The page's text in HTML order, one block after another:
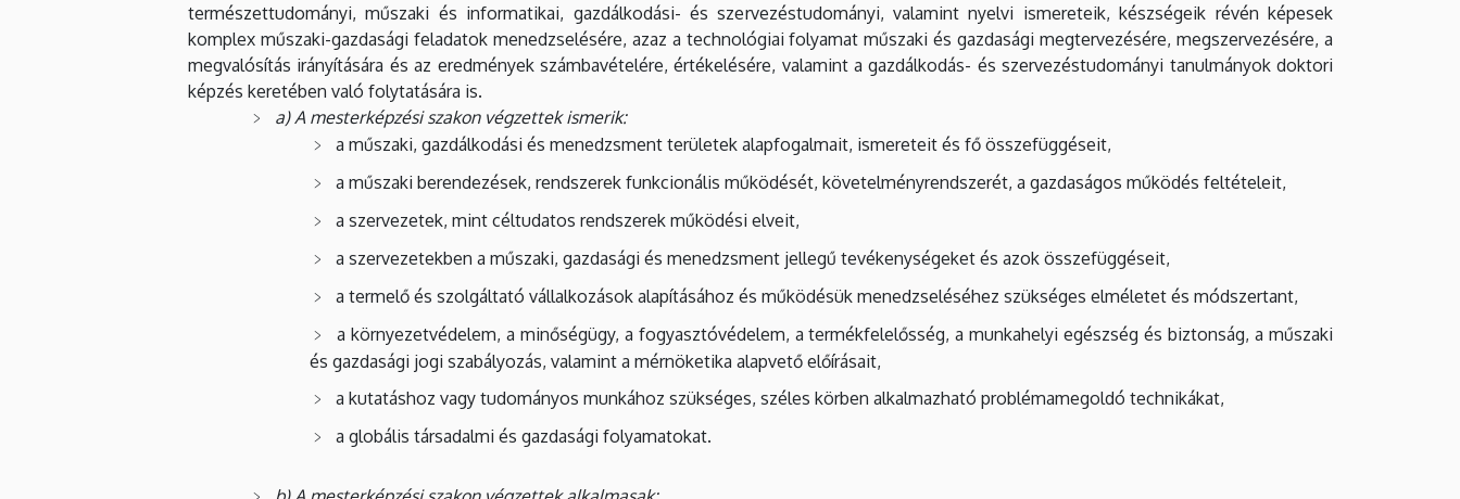
természettudományi, műszaki és informatikai, gazdálkodási- és szervezéstudományi, valamint nyelvi ismereteik, készségeik révén képesek
komplex műszaki-gazdasági feladatok menedzselésére, azaz a technológiai folyamat műszaki és gazdasági megtervezésére, megszervezésére, a
megvalósítás irányítására és az eredmények számbavételére, értékelésére, valamint a gazdálkodás- és szervezéstudományi tanulmányok doktori
képzés keretében való folytatására is.
a) A mesterképzési szakon végzettek ismerik:
a műszaki, gazdálkodási és menedzsment területek alapfogalmait, ismereteit és fő összefüggéseit,
a műszaki berendezések, rendszerek funkcionális működését, követelményrendszerét, a gazdaságos működés feltételeit,
a szervezetek, mint céltudatos rendszerek működési elveit,
a szervezetekben a műszaki, gazdasági és menedzsment jellegű tevékenységeket és azok összefüggéseit,
a termelő és szolgáltató vállalkozások alapításához és működésük menedzseléséhez szükséges elméletet és módszertant,
a környezetvédelem, a minőségügy, a fogyasztóvédelem, a termékfelelősség, a munkahelyi egészség és biztonság, a műszaki
és gazdasági jogi szabályozás, valamint a mérnöketika alapvető előírásait,
a kutatáshoz vagy tudományos munkához szükséges, széles körben alkalmazható problémamegoldó technikákat,
a globális társadalmi és gazdasági folyamatokat.